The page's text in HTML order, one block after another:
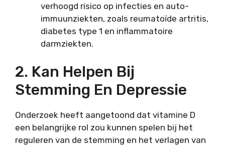
verhoogd risico op infecties en auto-
immuunziekten, zoals reumatoïde artritis,
diabetes type 1 en inflammatoire
darmziekten.
2. Kan Helpen Bij
Stemming En Depressie
Onderzoek heeft aangetoond dat vitamine D
een belangrijke rol zou kunnen spelen bij het
reguleren van de stemming en het verlagen van